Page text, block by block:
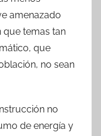
amenazado
que temas tan
que
no sean
no
de energía y